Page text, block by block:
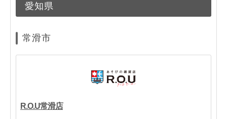
愛知県
常滑市
R.O.U常滑店